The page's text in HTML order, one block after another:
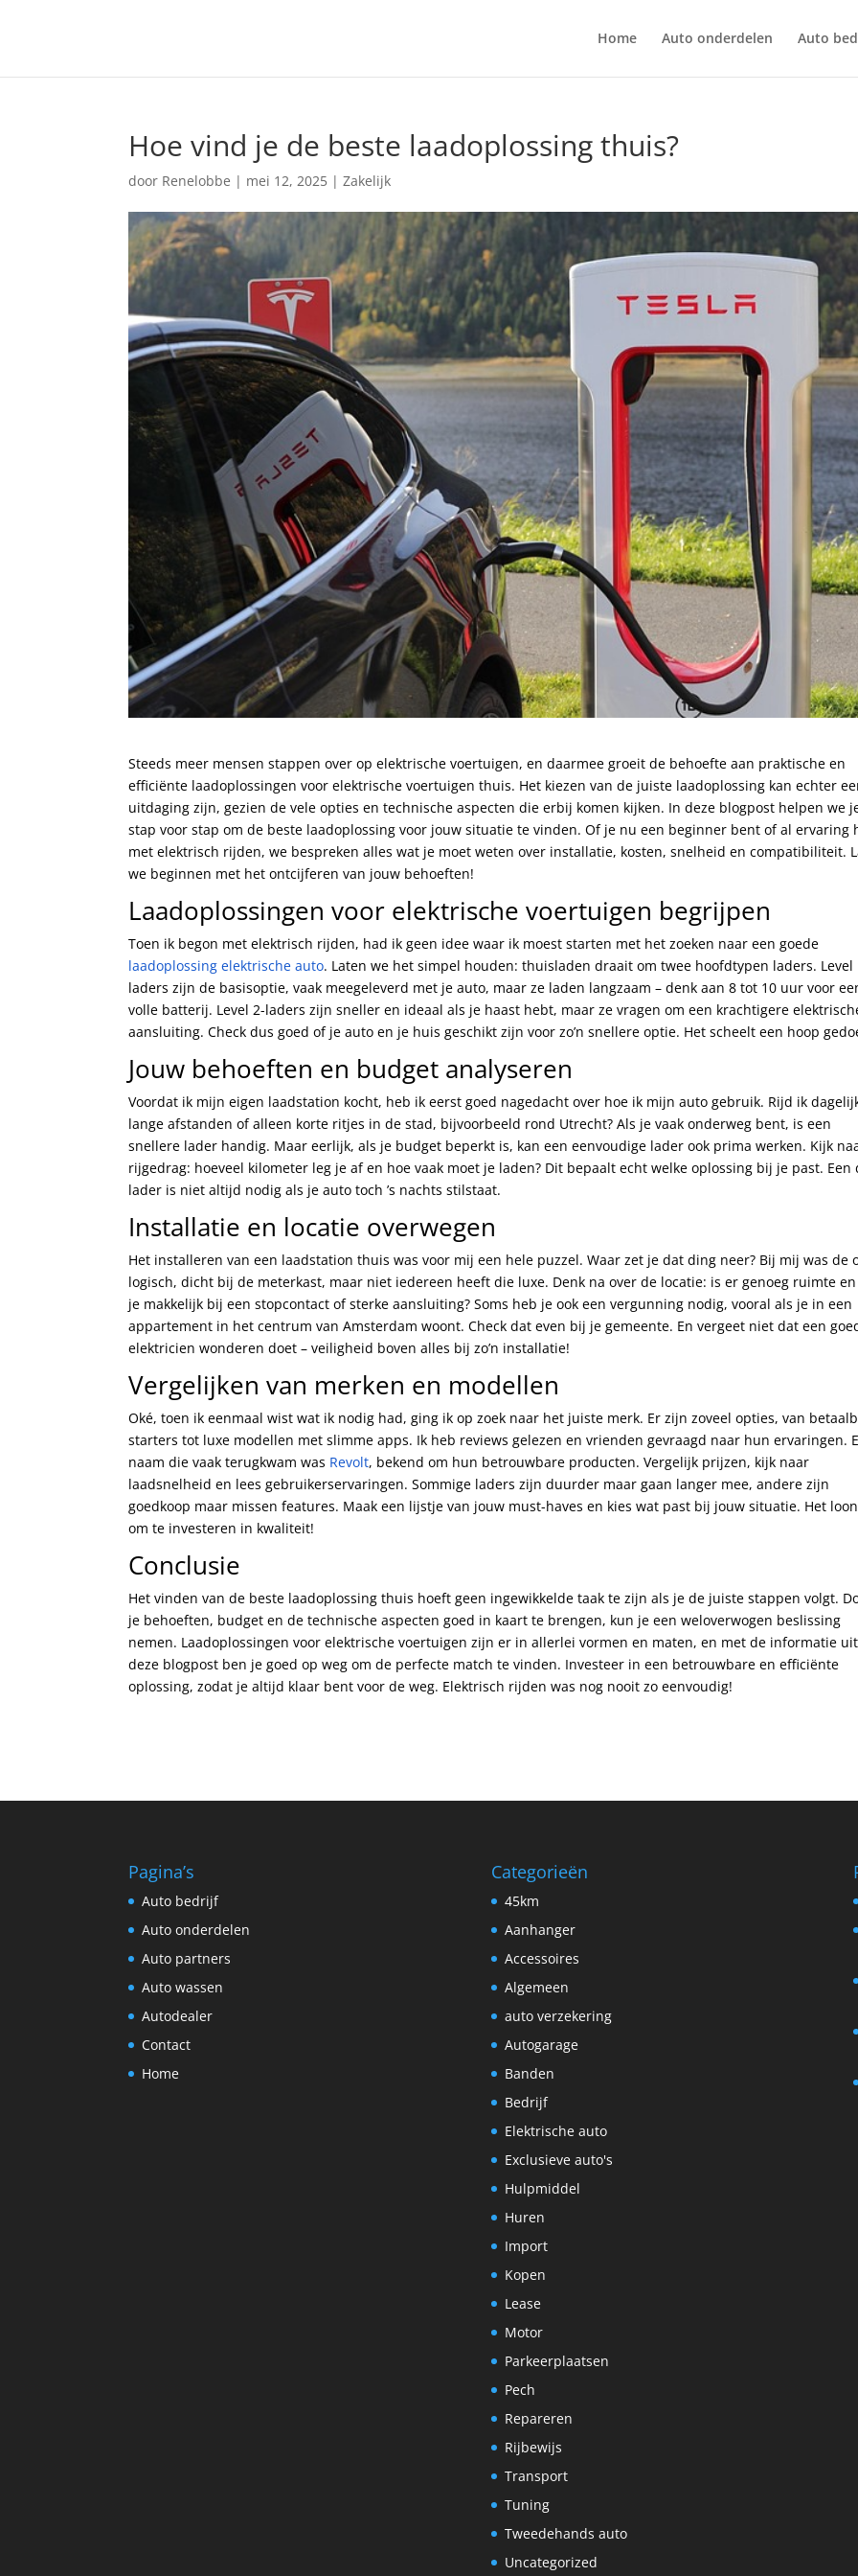
Home Auto onderdelen Auto
Hoe vind je de beste laadoplossing thuis?
door Renelobbe | mei 12, 2025 |Zakelijk
Steeds meer mensen stappen over op elektrische voertuigen, en daarmee groeit de behoefte aan praktische en
efficiënte laadoplossingen voor elektrische voertuigen thuis. Het kiezen van de juiste laadoplossing kan echter
uitdaging zijn, gezien de vele opties en technische aspecten die erbij komen kijken. In deze blogpost helpen we
stap voor stap om de beste laadoplossing voor jouw situatie te vinden. Of je nu een beginner bent of al ervaring
met elektrisch rijden, we bespreken alles wat je moet weten over installatie, kosten, snelheid en compatibiliteit.
we beginnen met het ontcijferen van jouw behoeften!
Laadoplossingen voor elektrische voertuigen begrijpen
Toen ik begon met elektrisch rijden, had ik geen idee waar ik moest starten met het zoeken naar een goede
laadoplossing elektrische auto. Laten we het simpel houden: thuisladen draait om twee hoofdtypen laders. Level
laders zijn de basisoptie, vaak meegeleverd met je auto, maar ze laden langzaam – denk aan 8 tot 10 uur voor
volle batterij. Level 2-laders zijn sneller en ideaal als je haast hebt, maar ze vragen om een krachtigere
aansluiting. Check dus goed of je auto en je huis geschikt zijn voor zo’n snellere optie. Het scheelt een hoop
Jouw behoeften en budget analyseren
Voordat ik mijn eigen laadstation kocht, heb ik eerst goed nagedacht over hoe ik mijn auto gebruik. Rijd ik
lange afstanden of alleen korte ritjes in de stad, bijvoorbeeld rond Utrecht? Als je vaak onderweg bent, is een
snellere lader handig. Maar eerlijk, als je budget beperkt is, kan een eenvoudige lader ook prima werken. Kijk
rijgedrag: hoeveel kilometer leg je af en hoe vaak moet je laden? Dit bepaalt echt welke oplossing bij je past. Een
lader is niet altijd nodig als je auto toch ’s nachts stilstaat.
Installatie en locatie overwegen
Het installeren van een laadstation thuis was voor mij een hele puzzel. Waar zet je dat ding neer? Bij mij was de
logisch, dicht bij de meterkast, maar niet iedereen heeft die luxe. Denk na over de locatie: is er genoeg ruimte
je makkelijk bij een stopcontact of sterke aansluiting? Soms heb je ook een vergunning nodig, vooral als je in een
appartement in het centrum van Amsterdam woont. Check dat even bij je gemeente. En vergeet niet dat een
elektricien wonderen doet – veiligheid boven alles bij zo’n installatie!
Vergelijken van merken en modellen
Oké, toen ik eenmaal wist wat ik nodig had, ging ik op zoek naar het juiste merk. Er zijn zoveel opties, van
starters tot luxe modellen met slimme apps. Ik heb reviews gelezen en vrienden gevraagd naar hun ervaringen.
naam die vaak terugkwam was Revolt, bekend om hun betrouwbare producten. Vergelijk prijzen, kijk naar
laadsnelheid en lees gebruikerservaringen. Sommige laders zijn duurder maar gaan langer mee, andere zijn
goedkoop maar missen features. Maak een lijstje van jouw must-haves en kies wat past bij jouw situatie. Het
om te investeren in kwaliteit!
Conclusie
Het vinden van de beste laadoplossing thuis hoeft geen ingewikkelde taak te zijn als je de juiste stappen volgt.
je behoeften, budget en de technische aspecten goed in kaart te brengen, kun je een weloverwogen beslissing
nemen. Laadoplossingen voor elektrische voertuigen zijn er in allerlei vormen en maten, en met de informatie uit
deze blogpost ben je goed op weg om de perfecte match te vinden. Investeer in een betrouwbare en efficiënte
oplossing, zodat je altijd klaar bent voor de weg. Elektrisch rijden was nog nooit zo eenvoudig!
Pagina’s
Auto bedrijf
Auto onderdelen
Auto partners
Auto wassen
Autodealer
Contact
Home
Categorieën
45km
Aanhanger
Accessoires
Algemeen
auto verzekering
Autogarage
Banden
Bedrijf
Elektrische auto
Exclusieve auto's
Hulpmiddel
Huren
Import
Kopen
Lease
Motor
Parkeerplaatsen
Pech
Repareren
Rijbewijs
Transport
Tuning
Tweedehands auto
Uncategorized